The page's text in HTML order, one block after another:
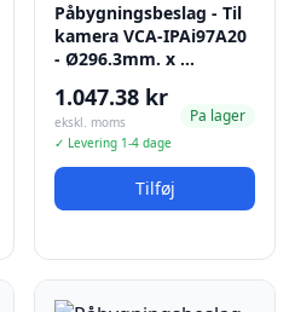
Påbygningsbeslag - Til
kamera VCA-IPAi97A20
- Ø296.3mm. x …
1.047.38 kr
ekskl. moms
✓ Levering 1-4 dage
Pa lager
Tilføj